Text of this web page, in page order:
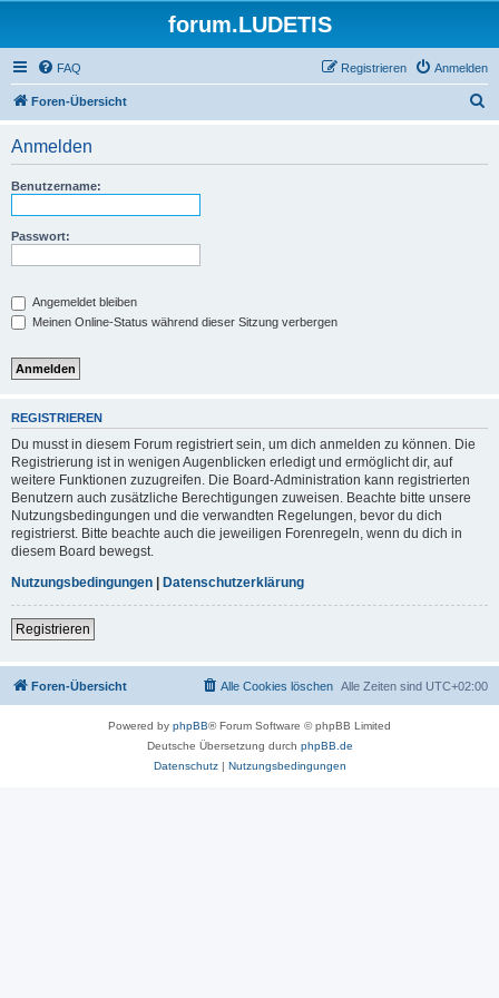
forum.LUDETIS
FAQ Anmelden
Registrieren
Foren-Übersicht
Anmelden
Benutzername:
Passwort:
Angemeldet bleiben
Meinen Online-Status während dieser Sitzung verbergen
REGISTRIEREN
Du musst in diesem Forum registriert sein, um dich anmelden zu können. Die
Registrierung ist in wenigen Augenblicken erledigt und ermöglicht dir, auf
weitere Funktionen zuzugreifen. Die Board-Administration kann registrierten
Benutzern auch zusätzliche Berechtigungen zuweisen. Beachte bitte unsere
Nutzungsbedingungen und die verwandten Regelungen, bevor du dich
registrierst. Bitte beachte auch die jeweiligen Forenregeln, wenn du dich in
diesem Board bewegst.
Nutzungsbedingungen | Datenschutzerklärung
Registrieren
Foren-Übersicht Alle Zeiten sind UTC+02:00
Alle Cookies löschen
Powered by phpBB® Forum Software © phpBB Limited
Deutsche Übersetzung durch phpBB.de
Datenschutz| Nutzungsbedingungen